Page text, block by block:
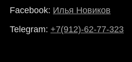
Facebook: Илья Новиков
Telegram: +7(912)-62-77-323